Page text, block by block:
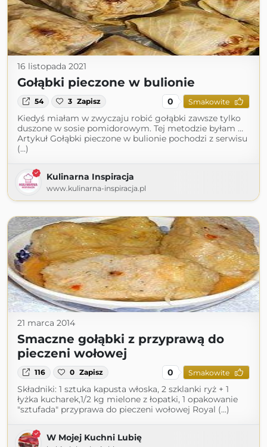
16 listopada 2021
Gołąbki pieczone w bulionie
54 3 Zapisz 0 Smakowite
Kiedyś miałam w zwyczaju robić gołąbki zawsze tylko
duszone w sosie pomidorowym. Tej metodzie byłam …
Artykuł Gołąbki pieczone w bulionie pochodzi z serwisu
(...)
Kulinarna Inspiracja
www.kulinarna-inspiracja.pl
21 marca 2014
Smaczne gołąbki z przyprawą do
pieczeni wołowej
116 0 Zapisz 0 Smakowite
Składniki: 1 sztuka kapusta włoska, 2 szklanki ryż + 1
łyżka kucharek,1/2 kg mielone z łopatki, 1 opakowanie
"sztufada" przyprawa do pieczeni wołowej Royal (...)
W Mojej Kuchni Lubię